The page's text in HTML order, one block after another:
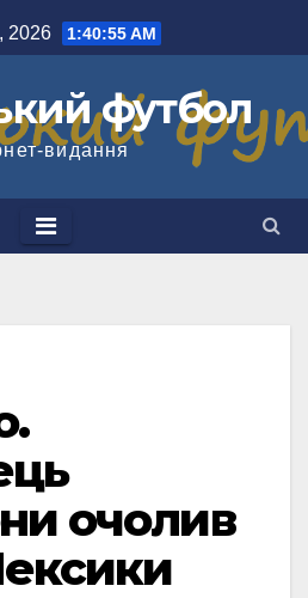
2026 1:40:56 AM
футбол
видання
очолив